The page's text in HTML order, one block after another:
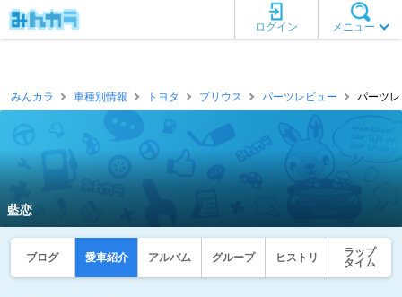
メニュー
ログイン
みんカラ 車種別情報 トヨタ プリウス パーツレビュー パーツ
藍恋
ブログ 愛車紹介 アルバム グループ ヒストリ
ラップ
タイム